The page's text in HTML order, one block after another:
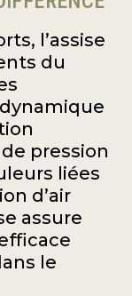
l’assise
du
pression
liées
d’air
assure
le